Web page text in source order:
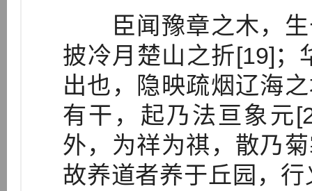
臣闻豫章之木，生
披冷月楚山之折[19]；
出也，隐映疏烟辽海
有干，起乃法亘象元
外，为祥为祺，散乃
故养道者养于丘园，